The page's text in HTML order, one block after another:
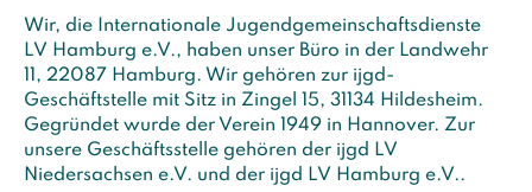
Wir, die Internationale Jugendgemeinschaftsdienste
LV Hamburg e.V., haben unser Büro in der Landwehr
11, 22087 Hamburg. Wir gehören zur ijgd-
Geschäftstelle mit Sitz in Zingel 15, 31134 Hildesheim.
Gegründet wurde der Verein 1949 in Hannover. Zur
unsere Geschäftsstelle gehören der ijgd LV
Niedersachsen e.V. und der ijgd LV Hamburg e.V..